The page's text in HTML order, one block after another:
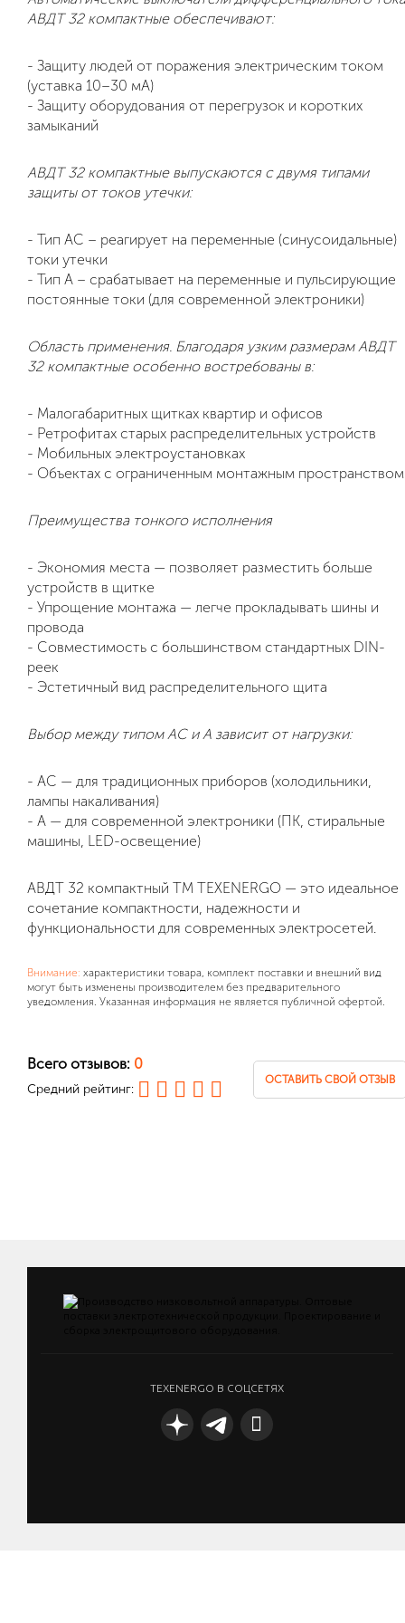
АВДТ 32 компактныеобеспечивают:
- Защиту людей от поражения электрическим током
(уставка 10–30 мА)
- Защиту оборудования от перегрузок и коротких
замыканий
АВДТ 32 компактныевыпускаются с двумя типами
защиты от токов утечки:
- Тип AC – реагирует на переменные (синусоидальные)
токи утечки
- Тип A – срабатывает на переменные и пульсирующие
постоянные токи (для современной электроники)
Область применения. Благодаря узким размерамАВДТ
32 компактныеособенно востребованы в:
- Малогабаритных щитках квартир и офисов
- Ретрофитах старых распределительных устройств
- Мобильных электроустановках
- Объектах с ограниченным монтажным пространством
Преимущества тонкого исполнения
- Экономия места — позволяет разместить больше
устройств в щитке
- Упрощение монтажа — легче прокладывать шины и
провода
- Совместимость с большинством стандартных DIN-
реек
- Эстетичный вид распределительного щита
Выбор между типом AC и A зависит от нагрузки:
- AC — для традиционных приборов (холодильники,
лампы накаливания)
- A — для современной электроники (ПК, стиральные
машины, LED-освещение)
АВДТ 32 компактный TM TEXENERGO — это идеальное
сочетание компактности, надежности и
функциональности для современных электросетей.
Внимание: характеристики товара, комплект поставки и внешний вид
могут быть изменены производителем без предварительного
уведомления. Указанная информация не является публичной офертой.
Всего отзывов: 0
Средний рейтинг:
ОСТАВИТЬ СВОЙ ОТЗЫВ
TEXENERGO В СОЦСЕТЯХ